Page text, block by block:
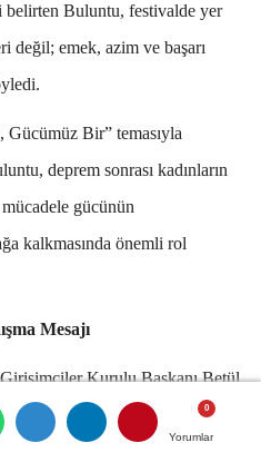
Yorumlar
Yorumlar
Yorumlar
belirten Buluntu, festivalde yer
değil; emek, azim ve başarı
Gücümüz Bir” temasıyla
deprem sonrası kadınların
gücünün
kalkmasında önemli rol
Mesajı
Kurulu Başkanı Betül
daha anlamlı bir buluşmaya